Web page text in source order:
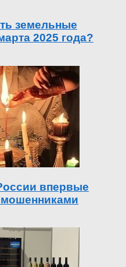
земельные
2025 года?
впервые
мошенниками